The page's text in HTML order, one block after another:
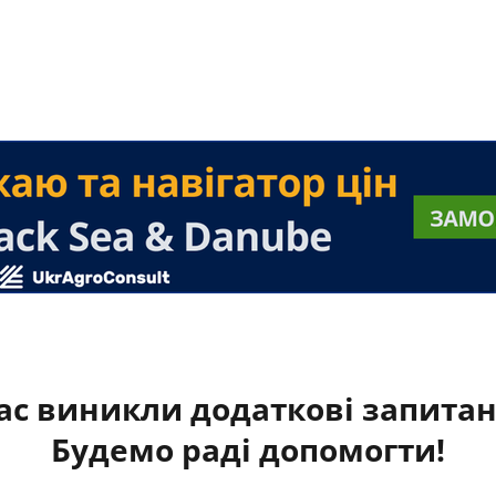
виникли додаткові
Будемо раді допомогти!